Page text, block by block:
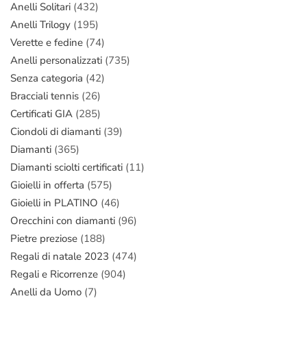
Anelli Solitari (432)
Anelli Trilogy (195)
Verette e fedine (74)
Anelli personalizzati (735)
Senza categoria (42)
Bracciali tennis (26)
Certificati GIA (285)
Ciondoli di diamanti (39)
Diamanti (365)
Diamanti sciolti certificati (11)
Gioielli in offerta (575)
Gioielli in PLATINO (46)
Orecchini con diamanti (96)
Pietre preziose (188)
Regali di natale 2023 (474)
Regali e Ricorrenze (904)
Anelli da Uomo (7)